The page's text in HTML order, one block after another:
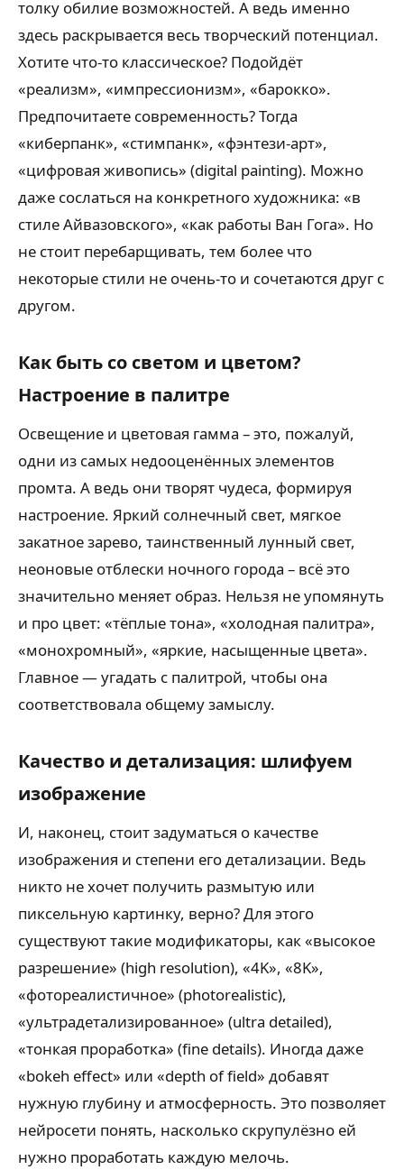
толку обилие возможностей. А ведь именно
здесь раскрывается весь творческий потенциал.
Хотите что-то классическое? Подойдёт
«реализм», «импрессионизм», «барокко».
Предпочитаете современность? Тогда
«киберпанк», «стимпанк», «фэнтези-арт»,
«цифровая живопись» (digital painting). Можно
даже сослаться на конкретного художника: «в
стиле Айвазовского», «как работы Ван Гога». Но
не стоит перебарщивать, тем более что
некоторые стили не очень-то и сочетаются друг с
другом.
Как быть со светом и цветом?
Настроение в палитре
Освещение и цветовая гамма – это, пожалуй,
одни из самых недооценённых элементов
промта. А ведь они творят чудеса, формируя
настроение. Яркий солнечный свет, мягкое
закатное зарево, таинственный лунный свет,
неоновые отблески ночного города – всё это
значительно меняет образ. Нельзя не упомянуть
и про цвет: «тёплые тона», «холодная палитра»,
«монохромный», «яркие, насыщенные цвета».
Главное — угадать с палитрой, чтобы она
соответствовала общему замыслу.
Качество и детализация: шлифуем
изображение
И, наконец, стоит задуматься о качестве
изображения и степени его детализации. Ведь
никто не хочет получить размытую или
пиксельную картинку, верно? Для этого
существуют такие модификаторы, как «высокое
разрешение» (high resolution), «4K», «8K»,
«фотореалистичное» (photorealistic),
«ультрадетализированное» (ultra detailed),
«тонкая проработка» (fine details). Иногда даже
«bokeh effect» или «depth of field» добавят
нужную глубину и атмосферность. Это позволяет
нейросети понять, насколько скрупулёзно ей
нужно проработать каждую мелочь.